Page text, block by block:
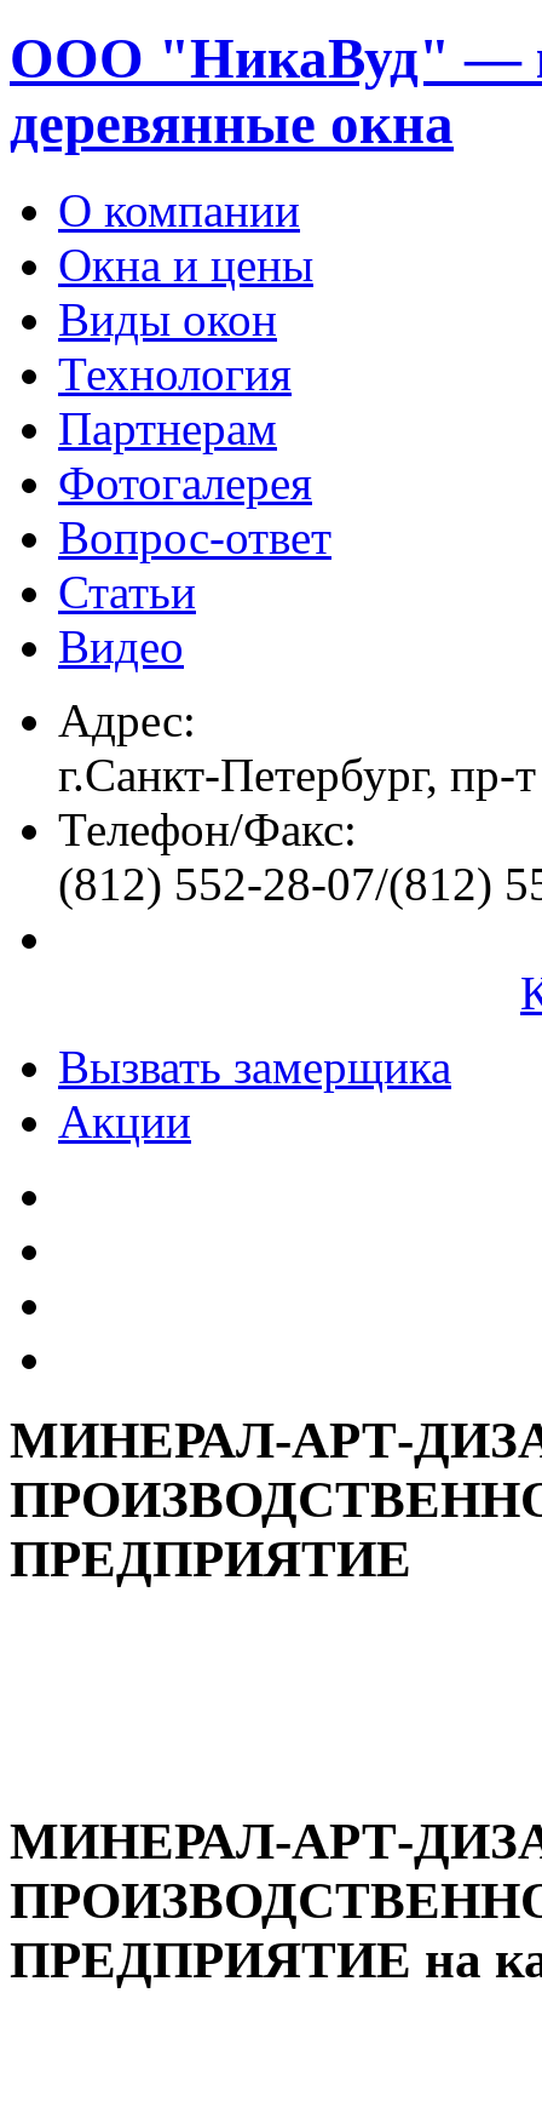
ООО "НикаВуд" —
деревянные окна
О компании
Окна и цены
Виды окон
Технология
Партнерам
Фотогалерея
Вопрос-ответ
Статьи
Видео
Адрес:
г.Санкт-Петербург, пр-
Телефон/Факс:
(812) 552-28-07/(812)
Вызвать замерщика
Акции
МИНЕРАЛ-АРТ-
ПРЕДПРИЯТИЕ
МИНЕРАЛ-АРТ-
ПРЕДПРИЯТИЕ на